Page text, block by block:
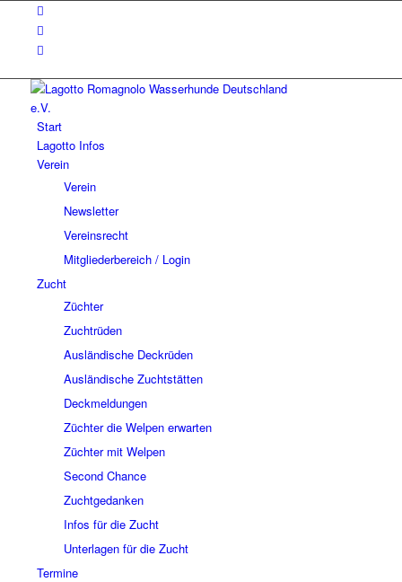
Start
Lagotto Infos
Verein
Verein
Newsletter
Vereinsrecht
Mitgliederbereich / Login
Zucht
Züchter
Zuchtrüden
Ausländische Deckrüden
Ausländische Zuchtstätten
Deckmeldungen
Züchter die Welpen erwarten
Züchter mit Welpen
Second Chance
Zuchtgedanken
Infos für die Zucht
Unterlagen für die Zucht
Termine